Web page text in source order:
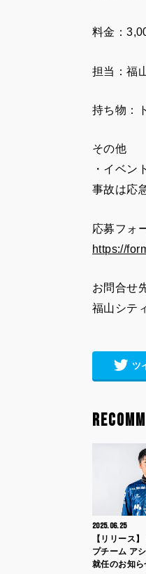
料金：
担当：福
持ち物：
その他
・イベン
事故は応
応募フォ
https://
お問合せ
福山シテ
ツ
2025.06.25
【リリース
プチーム ア
就任のお知ら